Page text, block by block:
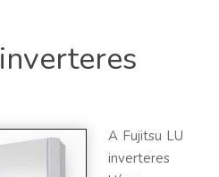
A Fujitsu LU
inverteres